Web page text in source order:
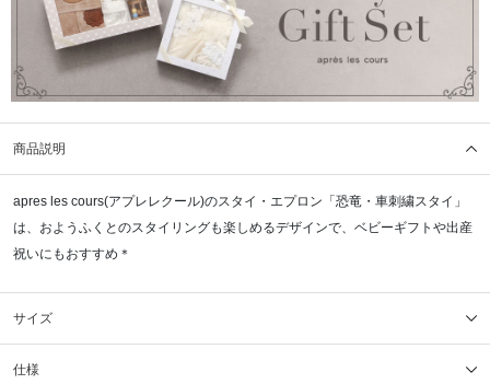
商品説明
apres les cours(アプレレクール)のスタイ・エプロン「恐竜・車刺繍スタイ」
は、おようふくとのスタイリングも楽しめるデザインで、ベビーギフトや出産
祝いにもおすすめ＊
サイズ
仕様